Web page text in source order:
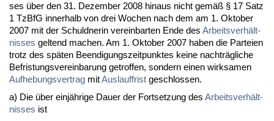
ses über den 31. De­zem­ber 2008 hin­aus nicht gemäß § 17 Satz
1 Tz­B­fG in­ner­halb von drei Wo­chen nach dem am 1. Ok­to­ber
2007 mit der Schuld­ne­rin ver­ein­bar­ten En­de des Ar­beits­verhält­
nis­ses gel­tend ma­chen. Am 1. Ok­to­ber 2007 ha­ben die Par­tei­en
trotz des späten Be­en­di­gungs­zeit­punk­tes kei­ne nachträgli­che
Be­fris­tungs­ver­ein­ba­rung ge­trof­fen, son­dern ei­nen wirk­sa­men
Auf­he­bungs­ver­trag mitAus­lauf­frist ge­schlos­sen.
a) Die über einjähri­ge Dau­er der Fort­set­zung des Ar­beits­verhält­
nis­ses ist